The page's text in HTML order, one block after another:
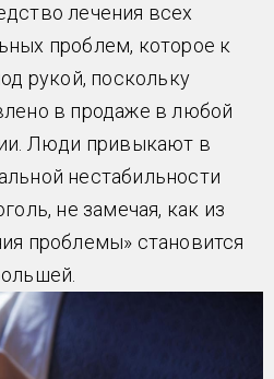
лечения всех
проблем, которое к
рукой, поскольку
в продаже в любой
Люди привыкают в
нестабильности
не замечая, как из
проблемы» становится